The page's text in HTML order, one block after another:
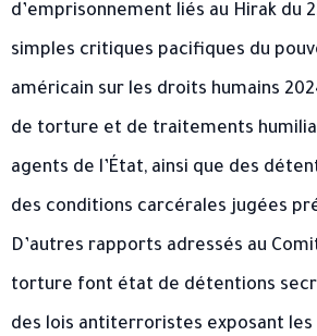
d’emprisonnement liés au Hirak du
simples critiques pacifiques du
américain sur les droits humains
de torture et de traitements
agents de l’État, ainsi que des
des conditions carcérales jugées
D’autres rapports adressés au
torture font état de détentions
des lois antiterroristes exposant les